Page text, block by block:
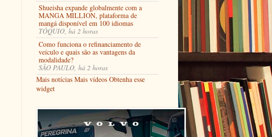
Shueisha expande globalmente com a
MANGA MILLION, plataforma de
mangá disponível em 100 idiomas
TÓQUIO, há 2 horas
Como funciona o refinanciamento de
veículo e quais são as vantagens da
modalidade?
SÃO PAULO, há 2 horas
Mais notícias Mais vídeos Obtenha esse
widget